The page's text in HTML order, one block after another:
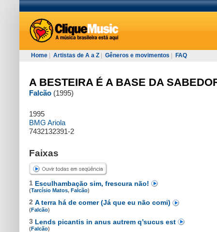
Home Artistas de A a Z Gêneros e movimentos FAQ
A BESTEIRA É A BASE DA
Falcão (1995)
1995
BMG Ariola
7432132391-2
Faixas
1 Esculhambação sim, frescura não!
(Tarcísio Matos, Falcão)
2 A terra há de comer (Já que eu não comi)
(Falcão)
3 Lends picantis in anus autrem q’sucus est
(Falcão)